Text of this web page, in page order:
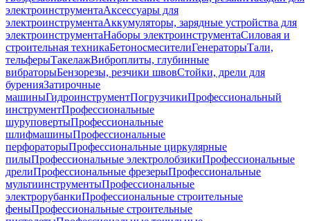
электроинструментаАксессуары для
электроинструментаАккумуляторы, зарядные устройства для
электроинструментаНаборы электроинструментаСиловая и
строительная техникаБетоносмесителиГенераторыТали,
тельферыТакелажВиброплиты, глубинные
вибраторыБензорезы, резчики швовСтойки, дрели для
буренияЗатирочные
машиныГидроинструментПогрузчикиПрофессиональный
инструментПрофессиональные
шуруповертыПрофессиональные
шлифмашиныПрофессиональные
перфораторыПрофессиональные циркулярные
пилыПрофессиональные электролобзикиПрофессиональные
дрелиПрофессиональные фрезерыПрофессиональные
мультиинструментыПрофессиональные
электрорубанкиПрофессиональные строительные
феныПрофессиональные строительные